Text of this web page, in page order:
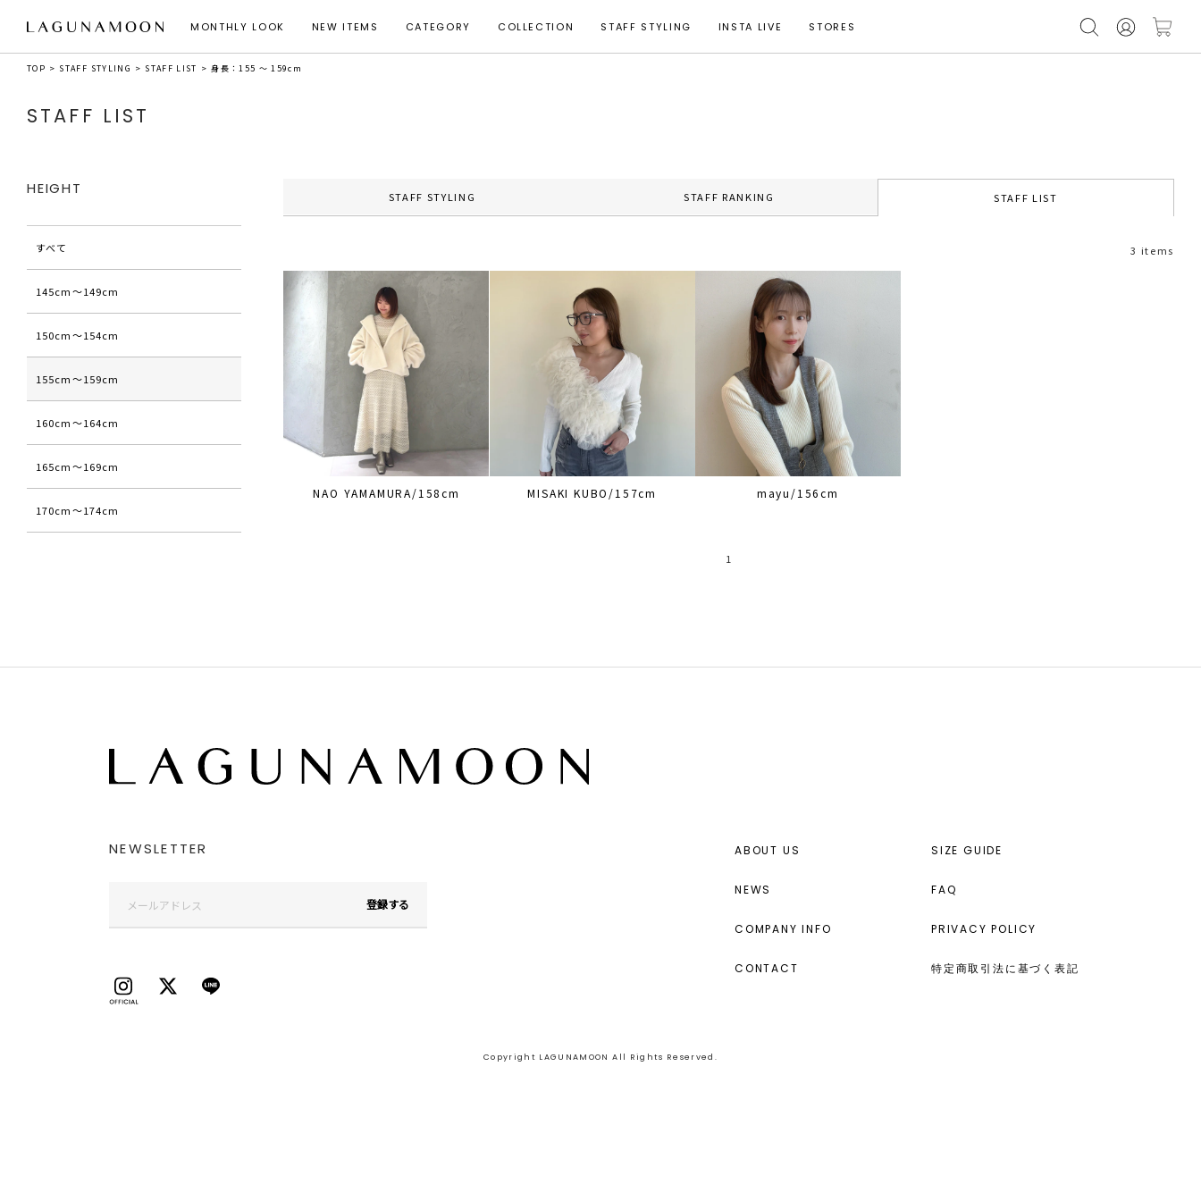
MONTHLY LOOK NEW ITEMS CATEGORY COLLECTION STAFF STYLING INSTA LIVE STORES
TOP STAFF STYLING STAFF LIST 身長：155 ～ 159cm
STAFF LIST
STAFF STYLING STAFF RANKING STAFF LIST
3 items
NAO YAMAMURA/158cm MISAKI KUBO/157cm mayu/156cm
1
HEIGHT
すべて
145cm〜149cm
150cm〜154cm
155cm〜159cm
160cm〜164cm
165cm〜169cm
170cm〜174cm
NEWSLETTER
登録する
ABOUT US
NEWS
COMPANY INFO
CONTACT
SIZE GUIDE
FAQ
PRIVACY POLICY
特定商取引法に基づく表記
Copyright LAGUNAMOON All Rights Reserved.